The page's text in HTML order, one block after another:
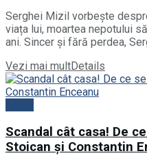
Serghei Mizil vorbește
viața lui, moartea nepotului
ani. Sincer și fără perdea,
Vezi mai multDetails
Scandal cât casa! De
Stoican și Constantin